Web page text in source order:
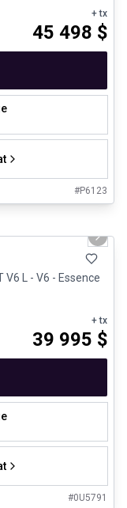
+ tx
45 498 $
#P6123
Next
L - V6 - Essence
+ tx
39 995 $
#0U5791